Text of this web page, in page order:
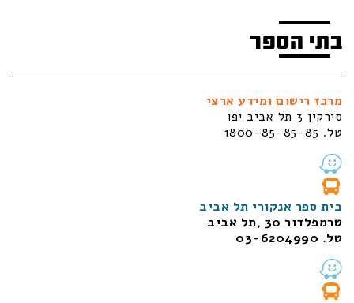
בתי הספר
מרכז רישום ומידע ארצי
סירקין 3 תל אביב יפו
טל. 1800-85-85-85
בית ספר אנקורי תל אביב
טרמפלדור 30 ,תל אביב
טל. 03-6204990